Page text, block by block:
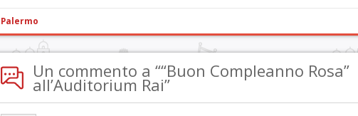
Palermo
Un commento a ““Buon Compleanno Rosa”
all’Auditorium Rai”